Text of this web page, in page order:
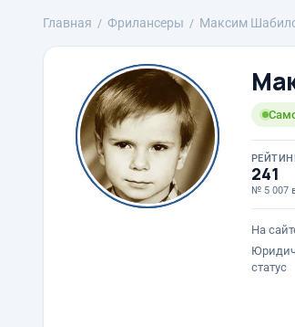
Главная Фрилансеры Максим
241
№ 5 007
На
статус